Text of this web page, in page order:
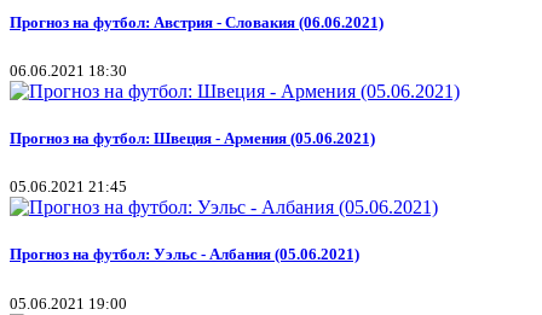
Прогноз на футбол: Австрия - Словакия (06.06.2021)
06.06.2021 18:30
Прогноз на футбол: Швеция - Армения (05.06.2021)
05.06.2021 21:45
Прогноз на футбол: Уэльс - Албания (05.06.2021)
05.06.2021 19:00